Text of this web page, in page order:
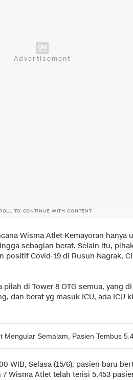
TO CONTINUE WITH CONTENT
Wisma Atlet Kemayoran hanya
sebagian berat. Selain itu,
positif Covid-19 di Rusun Nagrak,
di Tower 8 OTG semua, yang
dan berat yg masuk ICU, ada ICU
Mengular Semalam, Pasien Tembus
WIB, Selasa (15/6), pasien baru
Wisma Atlet telah terisi 5.453